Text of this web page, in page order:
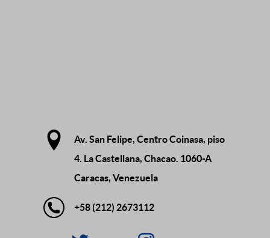
Av. San Felipe, Centro Coinasa, piso
4. La Castellana, Chacao. 1060-A
Caracas, Venezuela
+58 (212) 2673112